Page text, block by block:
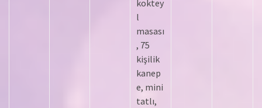
koktey
l
masası
, 75
kişilik
kanep
e, mini
tatlı,